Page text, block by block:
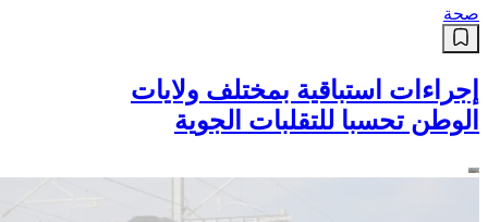
صحة
إجراءات استباقية بمختلف ولايات
الوطن تحسبا للتقلبات الجوية